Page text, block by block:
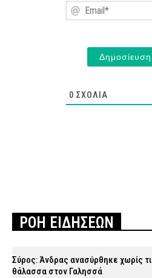
0 ΣΧΌΛΙΑ
ΡΟΗ ΕΙΔΗΣΕΩΝ
Σύρος: Άνδρας ανασύρθηκε χωρίς
θάλασσα στον Γαλησσά